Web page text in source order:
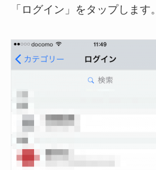
「ログイン」をタップします。